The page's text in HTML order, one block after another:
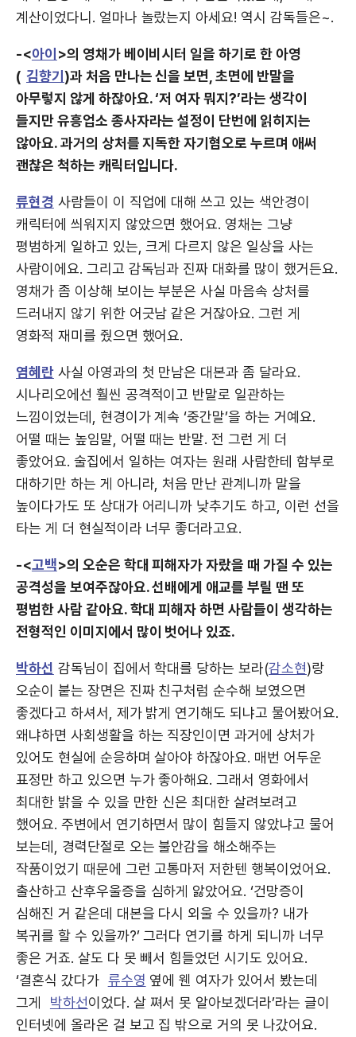
계산이었다니. 얼마나 놀랐는지 아세요! 역시 감독들은~.
-<아이>의 영채가 베이비시터 일을 하기로 한 아영
( 김향기)과 처음 만나는 신을 보면, 초면에 반말을
아무렇지 않게 하잖아요. ‘저 여자 뭐지?’라는 생각이
들지만 유흥업소 종사자라는 설정이 단번에 읽히지는
않아요. 과거의 상처를 지독한 자기혐오로 누르며 애써
괜찮은 척하는 캐릭터입니다.
류현경 사람들이 이 직업에 대해 쓰고 있는 색안경이
캐릭터에 씌워지지 않았으면 했어요. 영채는 그냥
평범하게 일하고 있는, 크게 다르지 않은 일상을 사는
사람이에요. 그리고 감독님과 진짜 대화를 많이 했거든요.
영채가 좀 이상해 보이는 부분은 사실 마음속 상처를
드러내지 않기 위한 어긋남 같은 거잖아요. 그런 게
영화적 재미를 줬으면 했어요.
염혜란사실 아영과의 첫 만남은 대본과 좀 달라요.
시나리오에선 훨씬 공격적이고 반말로 일관하는
느낌이었는데, 현경이가 계속 ‘중간말’을 하는 거예요.
어떨 때는 높임말, 어떨 때는 반말. 전 그런 게 더
좋았어요. 술집에서 일하는 여자는 원래 사람한테 함부로
대하기만 하는 게 아니라, 처음 만난 관계니까 말을
높이다가도 또 상대가 어리니까 낮추기도 하고, 이런 선을
타는 게 더 현실적이라 너무 좋더라고요.
-<고백>의 오순은 학대 피해자가 자랐을 때 가질 수 있는
공격성을 보여주잖아요. 선배에게 애교를 부릴 땐 또
평범한 사람 같아요. 학대 피해자 하면 사람들이 생각하는
전형적인 이미지에서 많이 벗어나 있죠.
박하선 감독님이 집에서 학대를 당하는 보라(감소현)랑
오순이 붙는 장면은 진짜 친구처럼 순수해 보였으면
좋겠다고 하셔서, 제가 밝게 연기해도 되냐고 물어봤어요.
왜냐하면 사회생활을 하는 직장인이면 과거에 상처가
있어도 현실에 순응하며 살아야 하잖아요. 매번 어두운
표정만 하고 있으면 누가 좋아해요. 그래서 영화에서
최대한 밝을 수 있을 만한 신은 최대한 살려보려고
했어요. 주변에서 연기하면서 많이 힘들지 않았냐고 물어
보는데, 경력단절로 오는 불안감을 해소해주는
작품이었기 때문에 그런 고통마저 저한텐 행복이었어요.
출산하고 산후우울증을 심하게 앓았어요. ‘건망증이
심해진 거 같은데 대본을 다시 외울 수 있을까? 내가
복귀를 할 수 있을까?’ 그러다 연기를 하게 되니까 너무
좋은 거죠. 살도 다 못 빼서 힘들었던 시기도 있어요.
‘결혼식 갔다가 류수영 옆에 웬 여자가 있어서 봤는데
그게
박하선이었다. 살 쪄서 못 알아보겠더라’라는 글이
인터넷에 올라온 걸 보고 집 밖으로 거의 못 나갔어요.